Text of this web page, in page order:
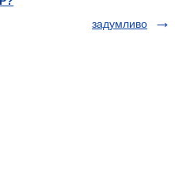
задумливо